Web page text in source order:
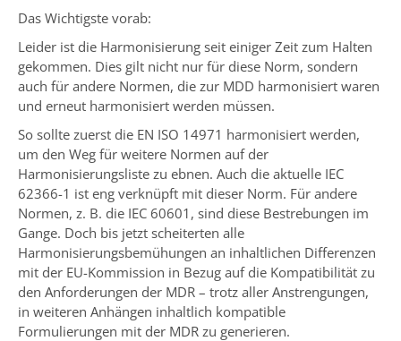
Das Wichtigste vorab:
Leider ist die Harmonisierung seit einiger Zeit zum Halten
gekommen. Dies gilt nicht nur für diese Norm, sondern
auch für andere Normen, die zur MDD harmonisiert waren
und erneut harmonisiert werden müssen.
So sollte zuerst die EN ISO 14971 harmonisiert werden,
um den Weg für weitere Normen auf der
Harmonisierungsliste zu ebnen. Auch die aktuelle IEC
62366-1 ist eng verknüpft mit dieser Norm. Für andere
Normen, z. B. die IEC 60601, sind diese Bestrebungen im
Gange. Doch bis jetzt scheiterten alle
Harmonisierungsbemühungen an inhaltlichen Differenzen
mit der EU-Kommission in Bezug auf die Kompatibilität zu
den Anforderungen der MDR – trotz aller Anstrengungen,
in weiteren Anhängen inhaltlich kompatible
Formulierungen mit der MDR zu generieren.